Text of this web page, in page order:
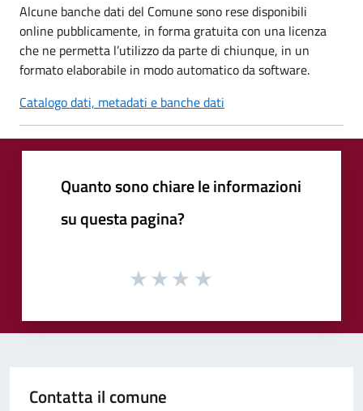
Alcune banche dati del Comune sono rese disponibili
online pubblicamente, in forma gratuita con una licenza
che ne permetta l’utilizzo da parte di chiunque, in un
formato elaborabile in modo automatico da software.
Catalogo dati, metadati e banche dati
Quanto sono chiare le informazioni
su questa pagina?
Contatta il comune